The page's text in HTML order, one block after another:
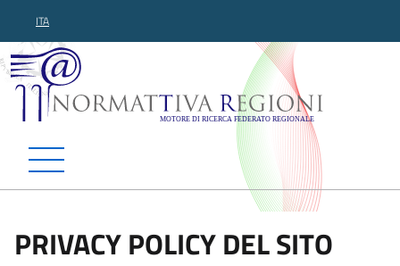
ITA
Normattiva Regioni -
PRIVACY POLICY DEL SITO